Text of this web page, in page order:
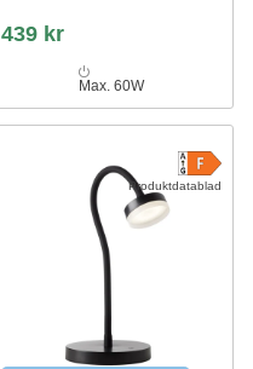
439 kr
Max. 60W
Produktdatablad